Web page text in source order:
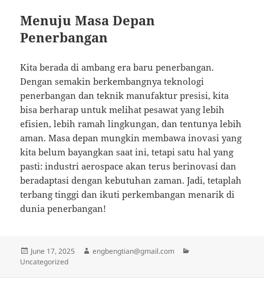
Menuju Masa Depan
Penerbangan
Kita berada di ambang era baru penerbangan.
Dengan semakin berkembangnya teknologi
penerbangan dan teknik manufaktur presisi, kita
bisa berharap untuk melihat pesawat yang lebih
efisien, lebih ramah lingkungan, dan tentunya lebih
aman. Masa depan mungkin membawa inovasi yang
kita belum bayangkan saat ini, tetapi satu hal yang
pasti: industri aerospace akan terus berinovasi dan
beradaptasi dengan kebutuhan zaman. Jadi, tetaplah
terbang tinggi dan ikuti perkembangan menarik di
dunia penerbangan!
Posted
on
June 17, 2025 Author
engbengtian@gmail.com
Uncategorized